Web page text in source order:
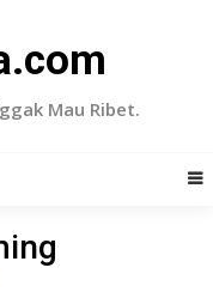
Mau Ribet.